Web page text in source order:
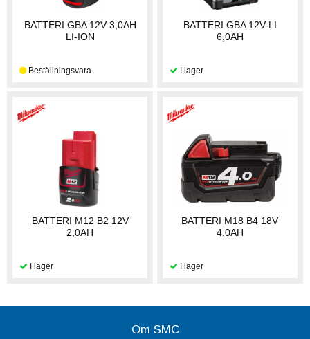
BATTERI GBA 12V 3,0AH
LI-ION
BATTERI GBA 12V-LI
6,0AH
BATTERI M12 B2 12V
2,0AH
BATTERI M18 B4 18V
4,0AH
Om SMC